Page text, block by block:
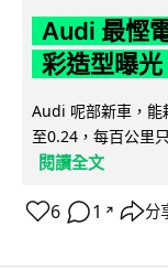
Audi 最慳
彩造型曝
Audi 呢部新車，
至0.24，每百公里
閱讀全文
6 1 ↗ 分